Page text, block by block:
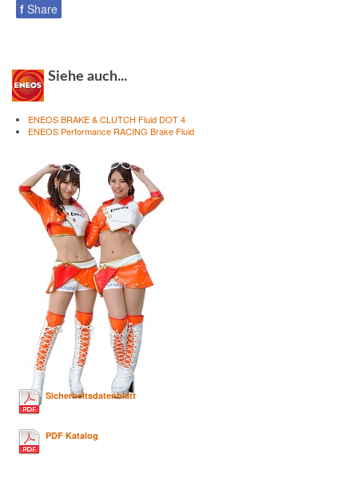
f Share
Siehe auch...
ENEOS BRAKE & CLUTCH Fluid DOT 4
ENEOS Performance RACING Brake Fluid
Sicherheitsdatenblatt
PDF Katalog